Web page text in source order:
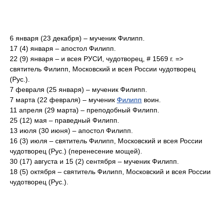
6 января (23 декабря) – мученик Филипп.
17 (4) января – апостол Филипп.
22 (9) января – и всея РУСИ, чудотворец, # 1569 г. =>
святитель Филипп, Московский и всея России чудотворец
(Рус.).
7 февраля (25 января) – мученик Филипп.
7 марта (22 февраля) – мученик Филипп воин.
11 апреля (29 марта) – преподобный Филипп.
25 (12) мая – праведный Филипп.
13 июля (30 июня) – апостол Филипп.
16 (3) июля – святитель Филипп, Московский и всея России
чудотворец (Рус.) (перенесение мощей).
30 (17) августа и 15 (2) сентября – мученик Филипп.
18 (5) октября – святитель Филипп, Московский и всея России
чудотворец (Рус.).